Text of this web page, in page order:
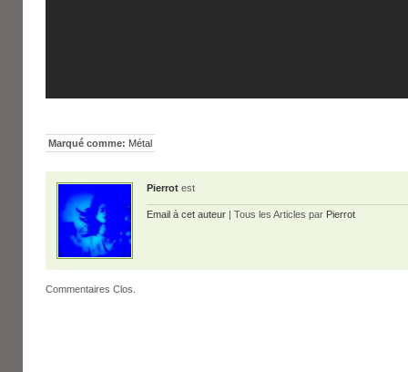
Marqué comme: Métal
Pierrot est
Email à cet auteur | Tous les Articles par Pierrot
Commentaires Clos.